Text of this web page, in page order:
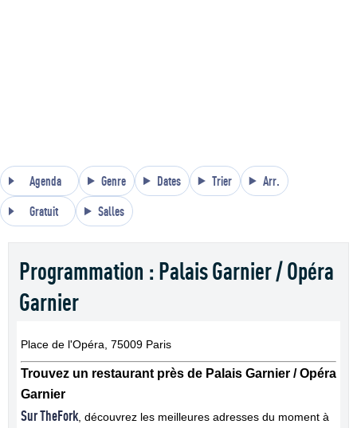
Agenda Genre Dates Trier Arr.
Gratuit Salles
Programmation : Palais Garnier / Opéra
Garnier
Place de l'Opéra, 75009 Paris
Trouvez un restaurant près de Palais Garnier / Opéra
Garnier
Sur TheFork , découvrez les meilleures adresses du moment à